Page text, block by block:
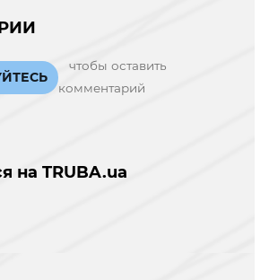
чтобы оставить
комментарий
на TRUBA.ua